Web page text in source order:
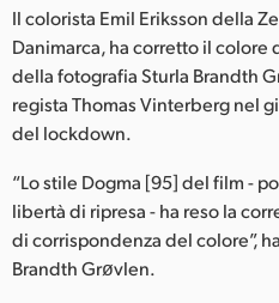
Mexico
Malaysia
Netherlands
New Zealand
Norway
Il colorista Emil Eriksson della
Danimarca, ha corretto il
della fotografia Sturla Brandth
regista Thomas Vinterberg nel
del lockdown.
“Lo stile Dogma [95] del film -
libertà di ripresa - ha reso la
di corrispondenza del colore”,
Brandth Grøvlen.